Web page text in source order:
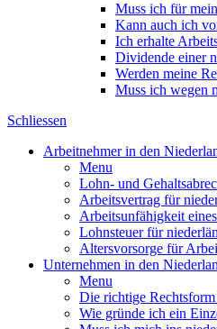
Muss ich für
Kann auch ich
Ich erhalte
Dividende einer
Werden meine
Muss ich wegen
Schliessen
Arbeitnehmer in den
Menu
Lohn- und
Arbeitsvertrag für
Arbeitsunfähigkeit
Lohnsteuer für
Altersvorsorge für
Unternehmen in den
Menu
Die richtige
Wie gründe ich ein